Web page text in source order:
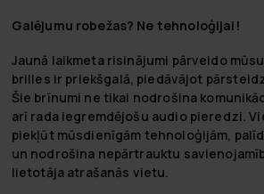
Galējumu robežas? Ne tehnoloģijai!
Jaunā laikmeta risinājumi pārveido
brilles ir priekšgalā, piedāvājot
Šie brīnumi ne tikai nodrošina
arī rada iegremdējošu audio pieredzi.
piekļūt mūsdienīgām tehnoloģijām,
un nodrošina nepārtrauktu
lietotāja atrašanās vietu.